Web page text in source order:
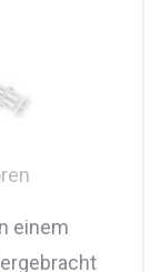
einem